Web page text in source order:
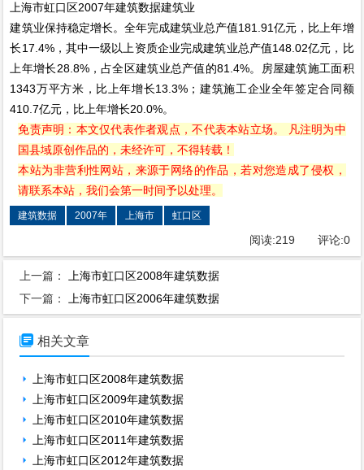
上海市虹口区2007年建筑数据建筑业
建筑业保持稳定增长。全年完成建筑业总产值181.91亿元，比上年增
长17.4%，其中一级以上资质企业完成建筑业总产值148.02亿元，比
上年增长28.8%，占全区建筑业总产值的81.4%。房屋建筑施工面积
1343万平方米，比上年增长13.3%；建筑施工企业全年签定合同额
410.7亿元，比上年增长20.0%。
免责声明：本文仅代表作者观点，不代表本站立场。 凡注明为中
国县域原创作品的，未经许可，不得转载！
本站为非营利性网站，来源于网络的作品，若对您造成了侵权，
请联系本站，我们会第一时间予以处理。
建筑数据 2007年 上海市 虹口区
阅读:219 评论:0
上一篇：
上海市虹口区2008年建筑数据
下一篇：
上海市虹口区2006年建筑数据
 相关文章
上海市虹口区2008年建筑数据
上海市虹口区2009年建筑数据
上海市虹口区2010年建筑数据
上海市虹口区2011年建筑数据
上海市虹口区2012年建筑数据